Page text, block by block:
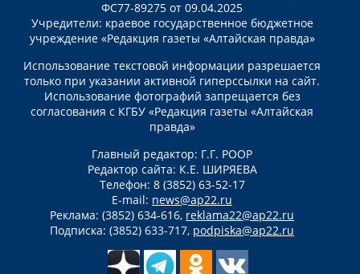
ФС77-89275 от 09.04.2025
Учредители: краевое государственное бюджетное
учреждение «Редакция газеты «Алтайская правда»
Использование текстовой информации разрешается
только при указании активной гиперссылки на сайт.
Использование фотографий запрещается без
согласования с КГБУ «Редакция газеты «Алтайская
правда»
Главный редактор: Г.Г. РООР
Редактор сайта: К.Е. ШИРЯЕВА
Телефон: 8 (3852) 63-52-17
E-mail: news@ap22.ru
Реклама: (3852) 634-616, reklama22@ap22.ru
Подписка: (3852) 633-717, podpiska@ap22.ru